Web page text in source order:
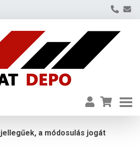
a módosulás jogát